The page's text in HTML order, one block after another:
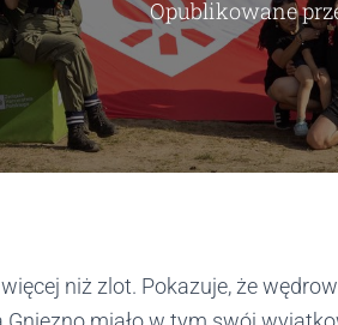
Opublikowane
niż zlot. Pokazuje, że